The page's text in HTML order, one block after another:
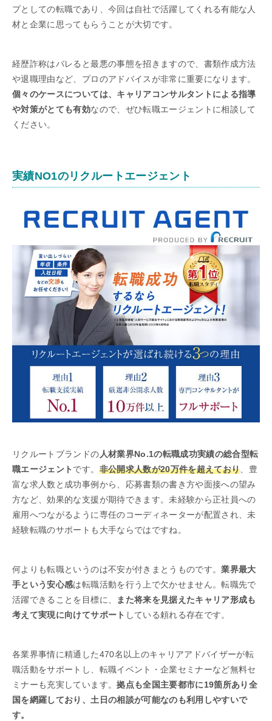
プとしての転職であり、今回は自社で活躍してくれる有能な人
材と企業に思ってもらうことが大切です。
経歴詐称はバレると最悪の事態を招きますので、書類作成方法
や退職理由など、プロのアドバイスが非常に重要になります。
個々のケースについては、キャリアコンサルタントによる指導
や対策がとても有効なので、ぜひ転職エージェントに相談して
ください。
実績NO1のリクルートエージェント
リクルートブランドの 人材業界No.1の転職成功実績の総合型転
職エージェント です。 非公開求人数が20万件を超えており 、豊
富な求人数と成功事例から、応募書類の書き方や面接への望み
方など、効果的な支援が期待できます。未経験から正社員への
雇用へつながるように専任のコーディネーターが配置され、未
経験転職のサポートも大手ならではですね。
何よりも転職というのは不安が付きまとうものです。業界最大
手という安心感は転職活動を行う上で欠かせません。転職先で
活躍できることを目標に、
また将来を見据えたキャリア形成も
考えて実現に向けてサポート している頼れる存在です。
各業界事情に精通した470名以上のキャリアアドバイザーが転
職活動をサポートし、転職イベント・企業セミナーなど無料セ
ミナーも充実しています。拠点も全国主要都市に19箇所あり全
国を網羅しており、土日の相談が可能なのも利用しやすいで
す。